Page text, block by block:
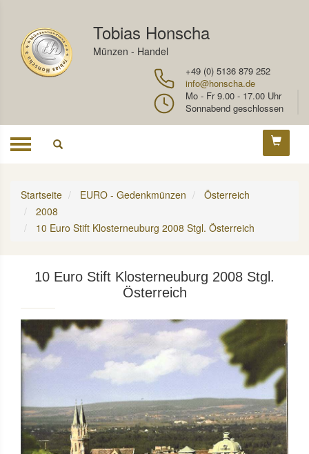
Tobias Honscha
Münzen - Handel
+49 (0) 5136 879 252
info@honscha.de
Mo - Fr 9.00 - 17.00 Uhr
Sonnabend geschlossen
Toggle
Startseite EURO - Gedenkmünzen
Österreich
2008
10 Euro Stift Klosterneuburg 2008 Stgl. Österreich
10 Euro Stift Klosterneuburg 2008 Stgl.
Österreich